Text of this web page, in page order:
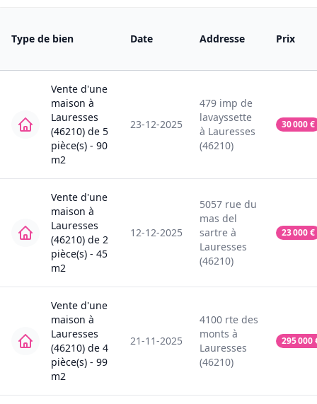
Type de bien Date Addresse Prix
Vente d'une
maison à
Lauresses
(46210) de 5
pièce(s) - 90
m2
23-12-2025
479 imp de
lavayssette
à Lauresses
(46210)
30 000€
Vente d'une
maison à
Lauresses
(46210) de 2
pièce(s) - 45
m2
12-12-2025
5057 rue du
mas del
sartre à
Lauresses
(46210)
23 000€
Vente d'une
maison à
Lauresses
(46210) de 4
pièce(s) - 99
m2
21-11-2025
4100 rte des
monts à
Lauresses
(46210)
295 000